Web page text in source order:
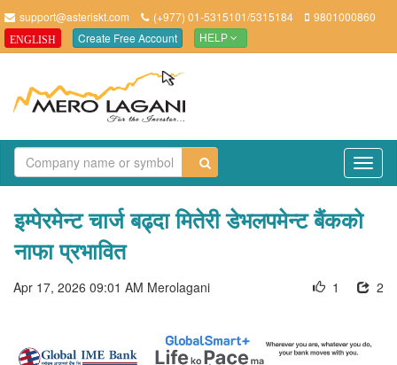
support@asteriskt.com (+977) 01-5315101/5315184 9801000860
ENGLISH Create Free Account HELP
इम्पेरमेन्ट चार्ज बढ्दा मितेरी डेभलपमेन्ट बैंकको
नाफा प्रभावित
Apr 17, 2026 09:01 AM Merolagani 2
1